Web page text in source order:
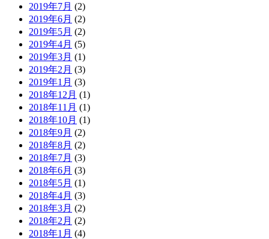
2019年7月 (2)
2019年6月 (2)
2019年5月 (2)
2019年4月 (5)
2019年3月 (1)
2019年2月 (3)
2019年1月 (3)
2018年12月 (1)
2018年11月 (1)
2018年10月 (1)
2018年9月 (2)
2018年8月 (2)
2018年7月 (3)
2018年6月 (3)
2018年5月 (1)
2018年4月 (3)
2018年3月 (2)
2018年2月 (2)
2018年1月 (4)